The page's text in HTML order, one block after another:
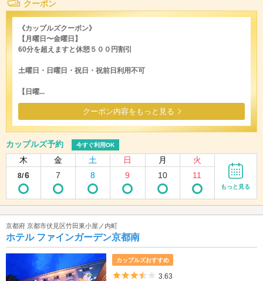
クーポン
《カップルズクーポン》
【月曜日〜金曜日】
60分を超えますと休憩５００円割引
土曜日・日曜日・祝日・祝前日利用不可
【日曜...
クーポン内容をもっと見る
カップルズ予約 今すぐ利用OK
木 金 土 日 月 火
8/6 7 8 9 10 11
もっと見る
京都府 京都市伏見区竹田東小屋ノ内町
ホテル ファインガーデン京都南
カップルズおすすめ
5つ星のうち3.5
3.63